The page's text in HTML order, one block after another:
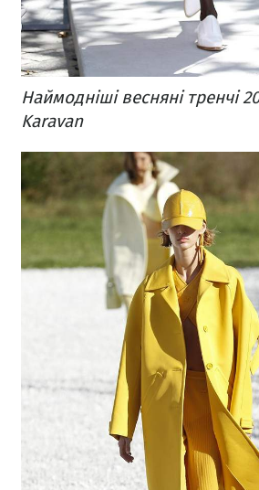
Наймодніші весняні тренчі
Karavan